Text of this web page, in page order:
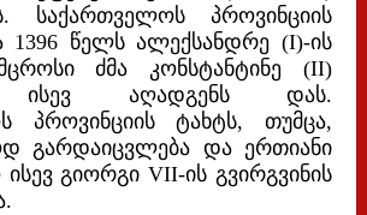
საქართველოს პროვინციის
1396 წელს ალექსანდრე (I)-ის
ძმა კონსტანტინე (II)
ისევ აღადგენს დას.
პროვინციის ტახტს, თუმცა,
გარდაიცვლება და ერთიანი
გიორგი VII-ის გვირგვინის